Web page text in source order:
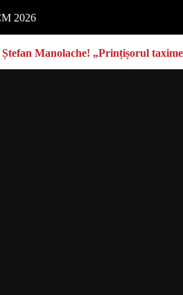
2026
Manolache! „Prințișorul